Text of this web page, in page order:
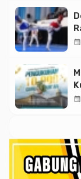
calendar_month
calendar_month